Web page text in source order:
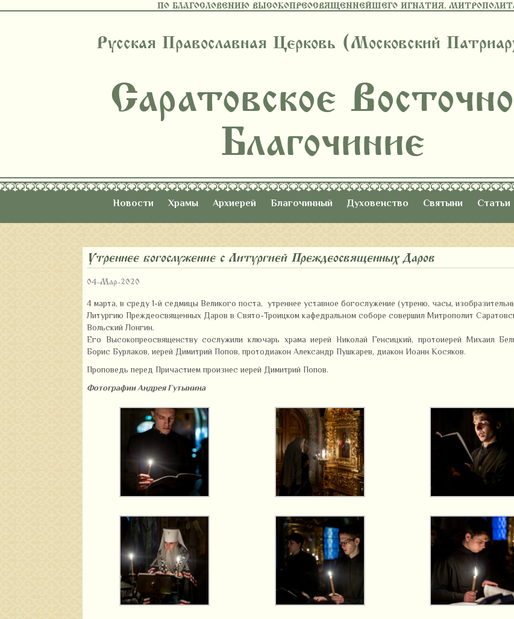
ПО БЛАГОСЛОВЕНИЮ ВЫСОКОПРЕОСВЯЩЕННЕЙШЕГО ИГНАТИЯ,
Русская Православная Церковь (Московский
Саратовское
Благочиние
Новости Храмы Архиерей Благочинный Духовенство Святыни Статьи
Утреннее богослужение с Литургией Преждеосвященных Даров
04-Мар-2020
4 марта, в среду 1-й седмицы Великого поста, утреннее уставное богослужение (утреню, часы,
Литургию Преждеосвященных Даров в Свято-Троицком кафедральном соборе совершил Митрополит
Вольский Лонгин.
Его Высокопреосвященству сослужили ключарь храма иерей Николай Генсицкий, протоиерей Михаил
Борис Бурлаков, иерей Димитрий Попов, протодиакон Александр Пушкарев, диакон Иоанн Косяков.
Проповедь перед Причастием произнес иерей Димитрий Попов.
Фотографии Андрея Гутынина